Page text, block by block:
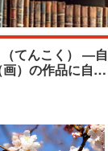
てんこく） ―自
）の作品に自刻